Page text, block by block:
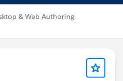
& Web Authoring